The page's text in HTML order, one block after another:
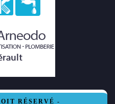
RÉSERVÉ -